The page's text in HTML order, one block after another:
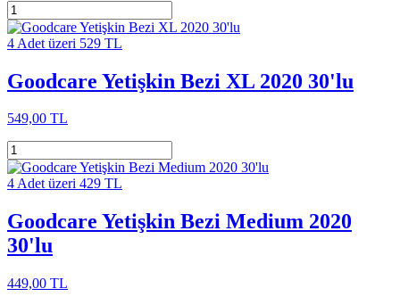
4 Adet üzeri 529 TL
Goodcare Yetişkin Bezi XL 2020 30'lu
549,00 TL
4 Adet üzeri 429 TL
Goodcare Yetişkin Bezi Medium 2020
30'lu
449,00 TL